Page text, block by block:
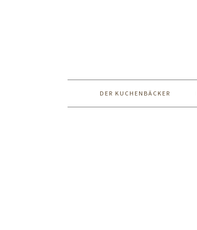
DER KUCHENBÄCKER